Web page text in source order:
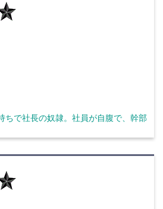
ちで社長の奴隷。社員が自腹で、幹部